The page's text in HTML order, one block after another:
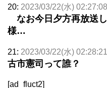
20: 2023/03/22(水)
なお今日夕方再放送
様…
21: 2023/03/22(水)
古市憲司って誰？
[ad_fluct2]